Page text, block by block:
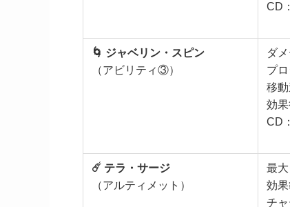
CD
🌀 ジャベリン・スピン
（アビリティ③）
ダ
プ
移
効果
CD
☄️ テラ・サージ
（アルティメット）
最
効
チ